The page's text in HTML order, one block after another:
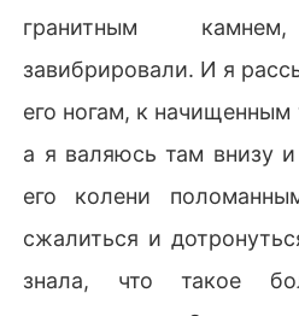
гранитным
завибрировали. И я
его ногам, к начищенным
а я валяюсь там внизу
его колени
сжалиться и
знала, что такое